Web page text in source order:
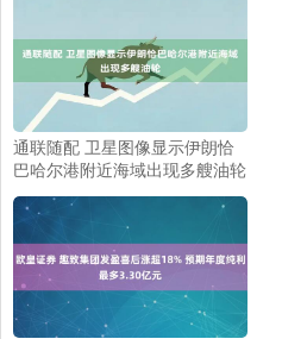
通联随配 卫星图像显示伊朗恰
巴哈尔港附近海域出现多艘油轮